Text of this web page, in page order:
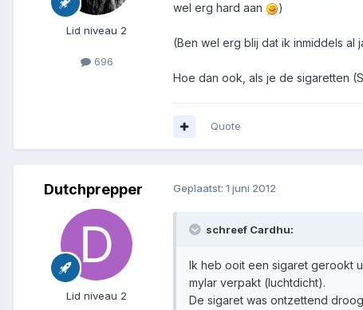
Lid niveau 2
696
wel erg hard aan
)
(Ben wel erg blij dat ik inmiddels al
Hoe dan ook, als je de sigaretten
Quote
Dutchprepper
Lid niveau 2
Geplaatst: 1 juni 2012
schreef Cardhu:
Ik heb ooit een sigaret gerookt
mylar verpakt (luchtdicht).
De sigaret was ontzettend